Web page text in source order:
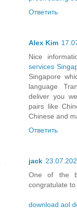
Ответить
Alex Kim
Nice
services
Singapore
language
deliver you
pairs like
Chinese and
Ответить
jack
One of the
congratulate to
download aol